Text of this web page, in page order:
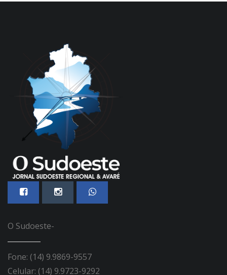
O Sudoeste-
Fone: (14) 9.9869-9557
Celular: (14) 9.9723-9292